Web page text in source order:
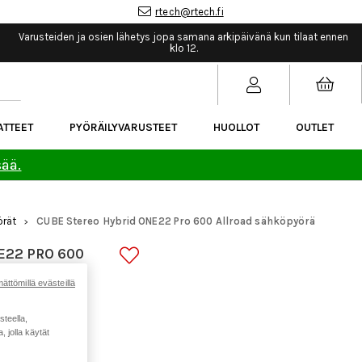
rtech@rtech.fi
Varusteiden ja osien lähetys jopa samana arkipäivänä kun tilaat ennen
klo 12.
PYÖRÄILYVARUSTEET HUOLLOT OUTLET
> CUBE Stereo Hybrid ONE22 Pro 600 Allroad sähköpyörä
PRO 600
jolla käytät
evästeillä